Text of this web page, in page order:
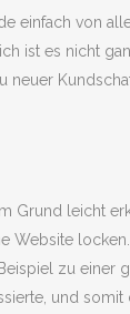
einfach von
ist es nicht
neuer
Grund leicht
Website
zu einer
und